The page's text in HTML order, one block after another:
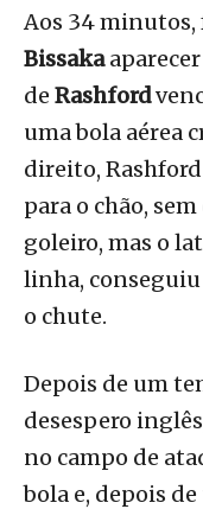
Aos 34 minutos,
Bissaka
de Rashford
uma bola aérea
direito,
para o chão,
goleiro, mas o
linha, conseguiu
o chute.
Depois de um
desespero
no campo de
bola e, depois